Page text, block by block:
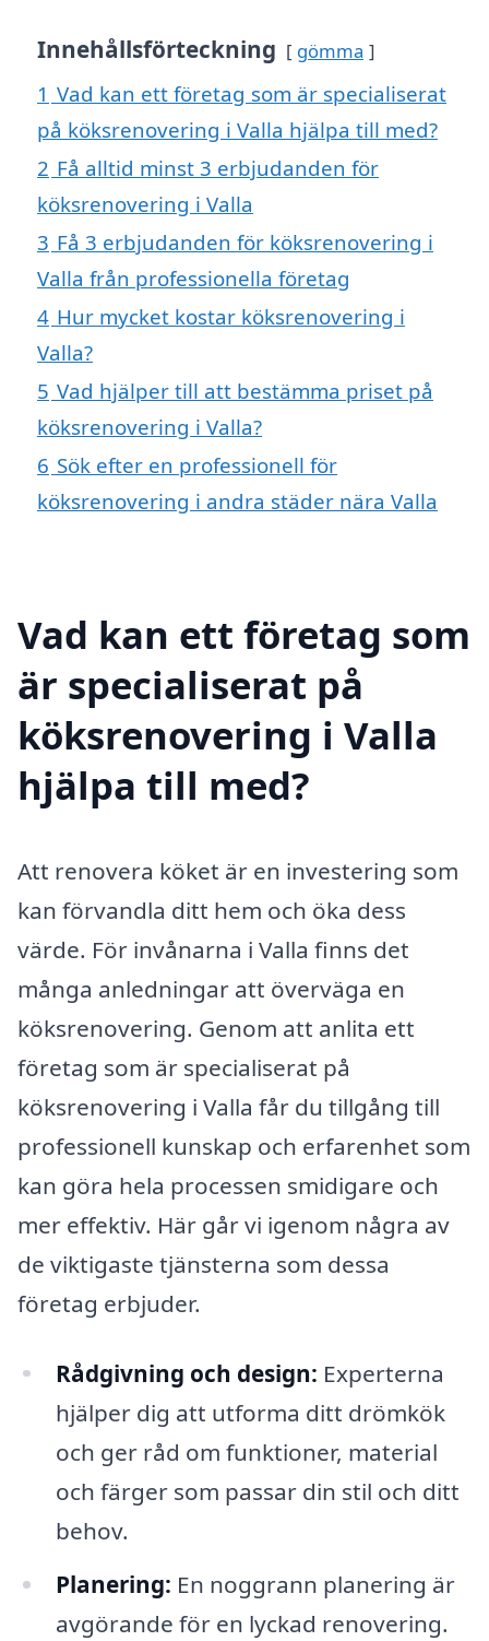
Innehållsförteckning gömma
1 Vad kan ett företag som är specialiserat
på köksrenovering i Valla hjälpa till med?
2 Få alltid minst 3 erbjudanden för
köksrenovering i Valla
3 Få 3 erbjudanden för köksrenovering i
Valla från professionella företag
4 Hur mycket kostar köksrenovering i
Valla?
5 Vad hjälper till att bestämma priset på
köksrenovering i Valla?
6 Sök efter en professionell för
köksrenovering i andra städer nära Valla
Vad kan ett företag som
är specialiserat på
köksrenovering i Valla
hjälpa till med?
Att renovera köket är en investering som
kan förvandla ditt hem och öka dess
värde. För invånarna i Valla finns det
många anledningar att överväga en
köksrenovering. Genom att anlita ett
företag som är specialiserat på
köksrenovering i Valla får du tillgång till
professionell kunskap och erfarenhet som
kan göra hela processen smidigare och
mer effektiv. Här går vi igenom några av
de viktigaste tjänsterna som dessa
företag erbjuder.
Rådgivning och design: Experterna
hjälper dig att utforma ditt drömkök
och ger råd om funktioner, material
och färger som passar din stil och ditt
behov.
Planering: En noggrann planering är
avgörande för en lyckad renovering.